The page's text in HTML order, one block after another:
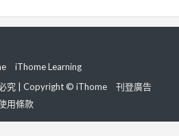
iThome Learning
究 | Copyright © iThome
刊登廣告
用條款